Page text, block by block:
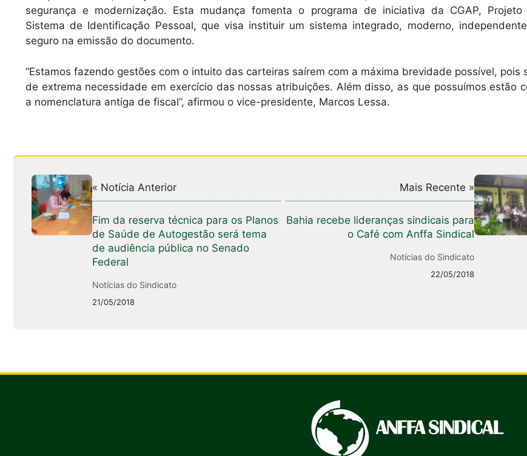
segurança e modernização. Esta mudança fomenta o programa de iniciativa da CGAP, Projeto
Sistema de Identificação Pessoal, que visa instituir um sistema integrado, moderno,
seguro na emissão do documento.
“Estamos fazendo gestões com o intuito das carteiras saírem com a máxima brevidade possível, pois
de extrema necessidade em exercício das nossas atribuições. Além disso, as que possuímos estão
a nomenclatura antiga de fiscal”, afirmou o vice-presidente, Marcos Lessa.
« Notícia Anterior
Fim da reserva técnica para os Planos
de Saúde de Autogestão será tema
de audiência pública no Senado
Federal
Notícias do Sindicato
21/05/2018
Mais Recente »
Bahia recebe lideranças sindicais para
o Café com Anffa Sindical
Notícias do Sindicato
22/05/2018